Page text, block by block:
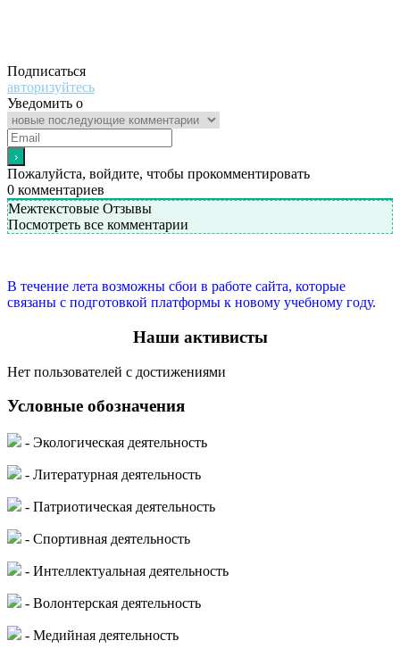
Подписаться
авторизуйтесь
Уведомить о
Пожалуйста, войдите, чтобы прокомментировать
0 комментариев
Межтекстовые Отзывы
Посмотреть все комментарии
В течение лета возможны сбои в работе сайта, которые
связаны с подготовкой платформы к новому учебному году.
Наши активисты
Нет пользователей с достижениями
Условные обозначения
- Экологическая деятельность
- Литературная деятельность
- Патриотическая деятельность
- Спортивная деятельность
- Интеллектуальная деятельность
- Волонтерская деятельность
- Медийная деятельность